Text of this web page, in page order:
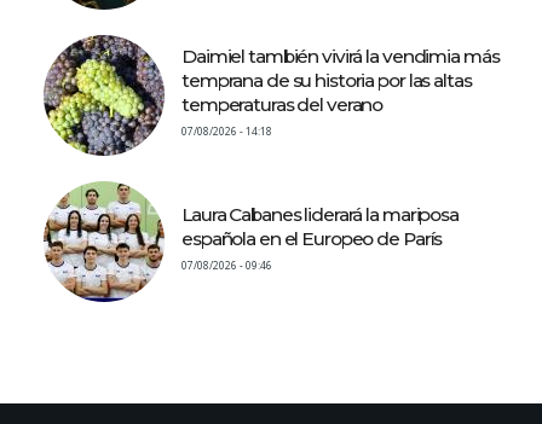
Daimiel también vivirá la vendimia más
temprana de su historia por las altas
temperaturas del verano
07/08/2026 - 14:18
Laura Cabanes liderará la mariposa
española en el Europeo de París
07/08/2026 - 09:46